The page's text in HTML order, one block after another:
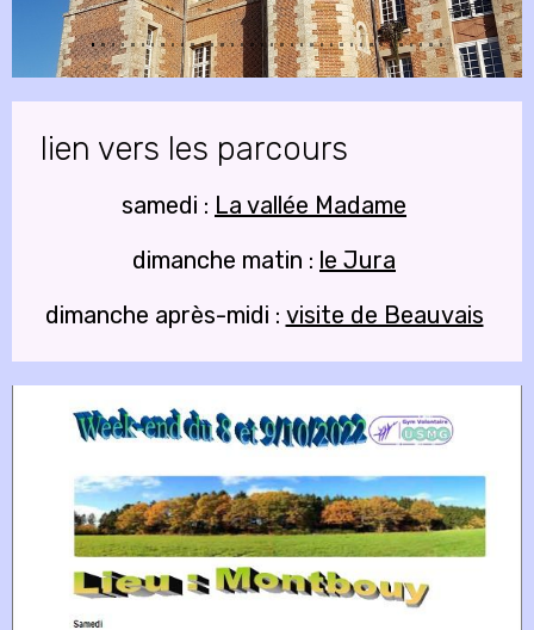
lien vers les parcours
samedi : La vallée Madame
dimanche matin : le Jura
dimanche après-midi : visite de Beauvais